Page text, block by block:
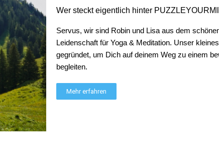
auf der Rückseite des T-Shirts) Vielen Dank
eine Nr. zu groß bestellt,habe es aber trotzdem behalten.
Wer steckt eigentlich hinter
Servus, wir sind Robin und Lisa aus dem
Leidenschaft für Yoga & Meditation. Unser
gegründet, um Dich auf deinem Weg zu einem
begleiten.
Mehr erfahren